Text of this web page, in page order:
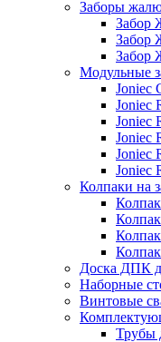
Заборы
Забор
Забор
Забор
Модульные
Joniec
Joniec
Joniec
Joniec
Joniec
Joniec
Колпаки на
Доска ДПК
Наборные
Винтовые
Трубы